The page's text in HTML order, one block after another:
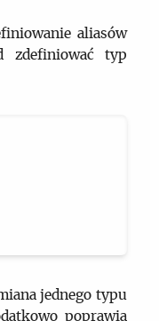
aliasów
zdefiniować typ
jednego typu
poprawia